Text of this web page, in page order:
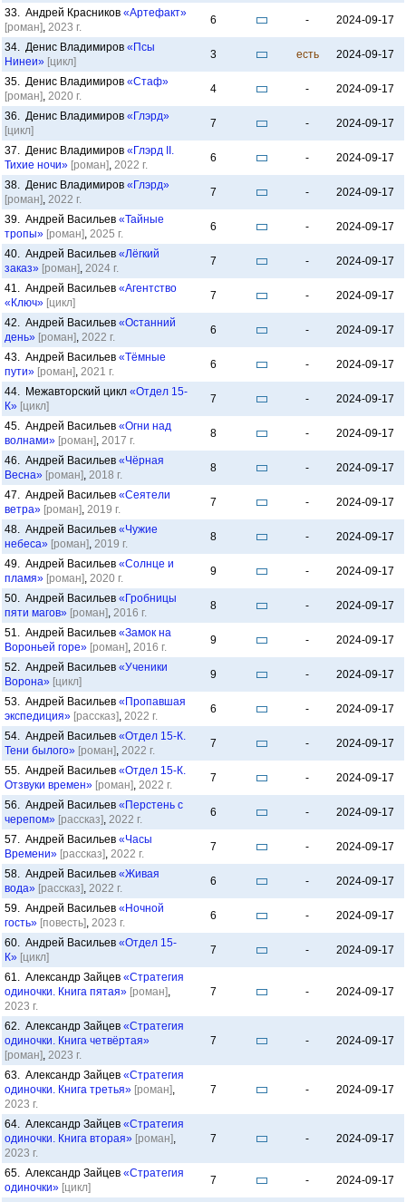
33. Андрей Красников «Артефакт»
[роман], 2023 г.
6 - 2024-09-17
34. Денис Владимиров «Псы
Нинеи» [цикл]
3 есть 2024-09-17
35. Денис Владимиров «Стаф»
[роман], 2020 г.
4 - 2024-09-17
36. Денис Владимиров «Глэрд»
[цикл]
7 - 2024-09-17
37. Денис Владимиров «Глэрд II.
Тихие ночи» [роман], 2022 г.
6 - 2024-09-17
38. Денис Владимиров «Глэрд»
[роман], 2022 г.
7 - 2024-09-17
39. Андрей Васильев «Тайные
тропы» [роман], 2025 г.
6 - 2024-09-17
40. Андрей Васильев «Лёгкий
заказ» [роман], 2024 г.
7 - 2024-09-17
41. Андрей Васильев «Агентство
«Ключ» [цикл]
7 - 2024-09-17
42. Андрей Васильев «Останний
день» [роман], 2022 г.
6 - 2024-09-17
43. Андрей Васильев «Тёмные
пути» [роман], 2021 г.
6 - 2024-09-17
44. Межавторский цикл «Отдел 15-
К» [цикл]
7 - 2024-09-17
45. Андрей Васильев «Огни над
волнами» [роман], 2017 г.
8 - 2024-09-17
46. Андрей Васильев «Чёрная
Весна» [роман], 2018 г.
8 - 2024-09-17
47. Андрей Васильев «Сеятели
ветра» [роман], 2019 г.
7 - 2024-09-17
48. Андрей Васильев «Чужие
небеса» [роман], 2019 г.
8 - 2024-09-17
49. Андрей Васильев «Солнце и
пламя» [роман], 2020 г.
9 - 2024-09-17
50. Андрей Васильев «Гробницы
пяти магов» [роман], 2016 г.
8 - 2024-09-17
51. Андрей Васильев «Замок на
Вороньей горе» [роман], 2016 г.
9 - 2024-09-17
52. Андрей Васильев «Ученики
Ворона» [цикл]
9 - 2024-09-17
53. Андрей Васильев «Пропавшая
экспедиция» [рассказ], 2022 г.
6 - 2024-09-17
54. Андрей Васильев «Отдел 15-К.
Тени былого» [роман], 2022 г.
7 - 2024-09-17
55. Андрей Васильев «Отдел 15-К.
Отзвуки времен» [роман], 2022 г.
7 - 2024-09-17
56. Андрей Васильев «Перстень с
черепом» [рассказ], 2022 г.
6 - 2024-09-17
57. Андрей Васильев «Часы
Времени» [рассказ], 2022 г.
7 - 2024-09-17
58. Андрей Васильев «Живая
вода» [рассказ], 2022 г.
6 - 2024-09-17
59. Андрей Васильев «Ночной
гость» [повесть], 2023 г.
6 - 2024-09-17
60. Андрей Васильев «Отдел 15-
К» [цикл]
7 - 2024-09-17
61. Александр Зайцев «Стратегия
одиночки. Книга пятая» [роман],
2023 г.
7 - 2024-09-17
62. Александр Зайцев «Стратегия
одиночки. Книга четвёртая»
[роман], 2023 г.
7 - 2024-09-17
63. Александр Зайцев «Стратегия
одиночки. Книга третья» [роман],
2023 г.
7 - 2024-09-17
64. Александр Зайцев «Стратегия
одиночки. Книга вторая» [роман],
2023 г.
7 - 2024-09-17
65. Александр Зайцев «Стратегия
одиночки» [цикл]
7 - 2024-09-17